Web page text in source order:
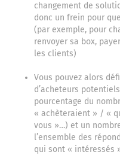
changement de
donc un frein pour
(par exemple, pour
renvoyer sa box,
les clients)
Vous pouvez alors
d’acheteurs
pourcentage du
« achèteraient » / «
vous »…) et un
l’ensemble des
qui sont « intéressés